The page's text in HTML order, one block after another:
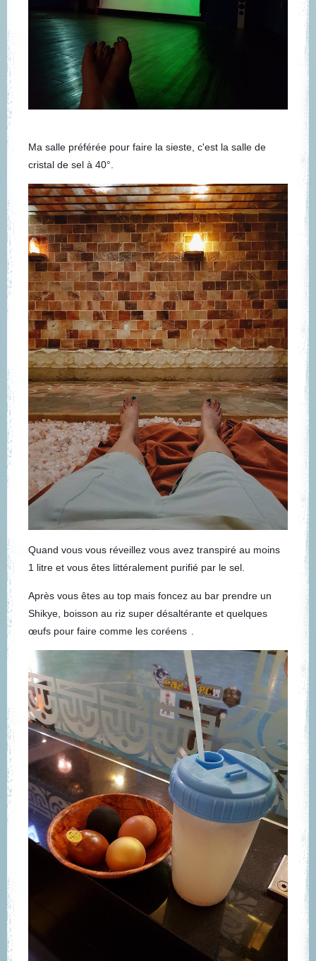
Ma salle préférée pour faire la sieste, c'est la salle de
cristal de sel à 40°.
Quand vous vous réveillez vous avez transpiré au moins
1 litre et vous êtes littéralement purifié par le sel.
Après vous êtes au top mais foncez au bar prendre un
Shikye, boisson au riz super désaltérante et quelques
œufs pour faire comme les coréens .